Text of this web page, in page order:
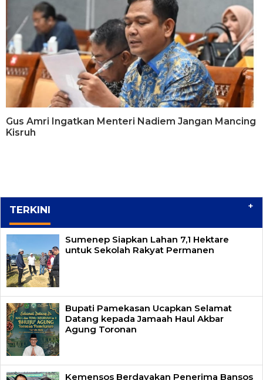
Gus Amri Ingatkan Menteri Nadiem Jangan Mancing
Kisruh
TERKINI +
Sumenep Siapkan Lahan 7,1 Hektare
untuk Sekolah Rakyat Permanen
Bupati Pamekasan Ucapkan Selamat
Datang kepada Jamaah Haul Akbar
Agung Toronan
Kemensos Berdayakan Penerima Bansos